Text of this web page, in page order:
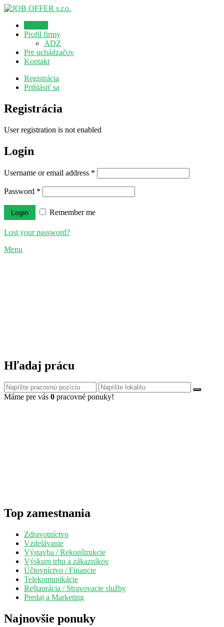
Profil firmy
ADZ
Pre uchádzačov
Kontakt
Registrácia
Prihlásiť sa
Registrácia
User registration is not enabled
Login
Username or email address *
Password *
Remember me
Lost your password?
Menu
Hľadaj prácu
Máme pre vás 0 pracovné ponuky!
Top zamestnania
Zdravotníctvo
Vzdelávanie
Výstavba / Rekonštrukcie
Výskum trhu a zákazníkov
Účtovníctvo / Financie
Telekomunikácie
Reštaurácia / Stravovacie služby
Predaj a Marketing
Najnovšie ponuky